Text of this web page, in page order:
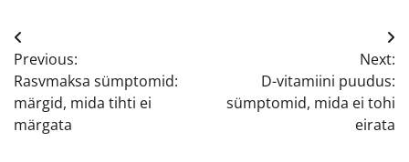
Navigeerimine
Previous:
Rasvmaksa sümptomid:
märgid, mida tihti ei
märgata
Next:
D-vitamiini puudus:
sümptomid, mida ei tohi
eirata